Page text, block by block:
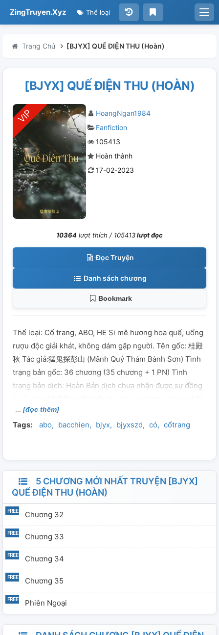
ZingTruyen.Xyz Thể loại
Trang Chủ [BJYX] QUẾ ĐIỆN THU (Hoàn)
[BJYX] QUẾ ĐIỆN THU (HOÀN)
HoangNgan1984
Fanfiction
105413
Hoàn thành
17-02-2023
10364 lượt thích / 105413lượt đọc
Đọc Truyện
Danh sách chương
Bookmark
Thể loại: Cổ trang, ABO, HE Si mê hương hoa quế, uống
rượu độc giải khát, không dám gặp người. Tên gốc: 桂殿
秋 Tác giả:猛鬼探彭山 (Mãnh Quỷ Thám Bành Sơn) Tình
trạng bản gốc: 36 chương (35 chương + 1 PN) Tình
trạng bản dịch: Hoàn Bản dịch chưa nhận được sự đồng
được câu trả lời, hình như rất lâu rồi bạn ấy không vào
tài khoản). Nếu có ai đó xin được per hoặc mình nhận
[đọc thêm]
Tags: abo bacchien bjyx bjyxszd có cổtrang
5 CHƯƠNG MỚI NHẤT TRUYỆN [BJYX]
QUẾ ĐIỆN THU (HOÀN)
Chương 32
Chương 33
Chương 34
Chương 35
Phiên Ngoại